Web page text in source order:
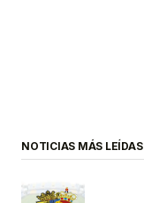
NOTICIAS MÁS LEÍDAS